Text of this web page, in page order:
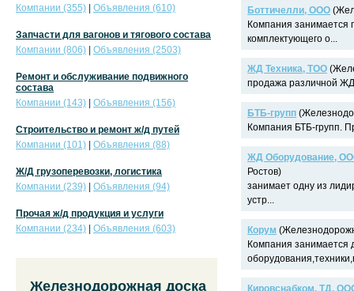
Боттичелли, ООО
Компания занимается
комплектующего о...
ЖД Техника, ТОО
продажа различной ЖД
БТБ-групп
Компания БТБ-групп.
ЖД Оборудование,
Ростов)
занимает одну из
устр...
Корум
Компания
Кировснабком, ТД,
Компании (355)
Объявления (610)
Запчасти для вагонов и тягового состава
Компании (806)
Объявления (2503)
Ремонт и обслуживание подвижного
состава
Компании (143)
Объявления (156)
Строительство и ремонт ж/д путей
Компании (101)
Объявления (88)
Ж/Д грузоперевозки, логистика
Компании (239)
Объявления (94)
Прочая ж/д продукция и услуги
Компании (234)
Объявления (603)
Железнодорожная доска